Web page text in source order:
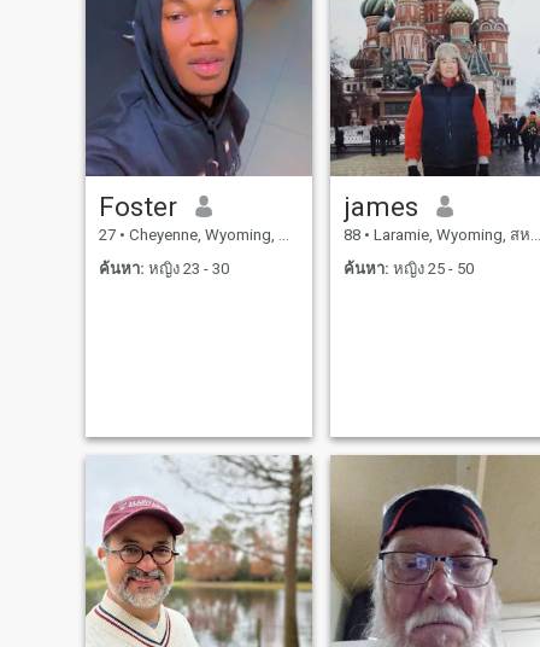
Foster
27 • Cheyenne, Wyoming, สหรัฐอเมริกา
ค้นหา: หญิง 23 - 30
james
88 • Laramie, Wyoming, สหรัฐอเมริกา
ค้นหา: หญิง 25 - 50